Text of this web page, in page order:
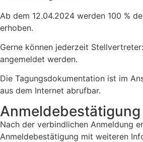
Ab dem 12.04.2024 werden 100 %
erhoben.
Gerne können jederzeit
angemeldet werden.
Die Tagungsdokumentation ist im
aus dem Internet abrufbar.
Anmeldebestätigung
Nach der verbindlichen Anmeldung
Anmeldebestätigung mit weiteren